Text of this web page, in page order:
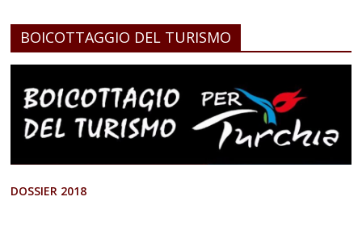
BOICOTTAGGIO DEL TURISMO
DOSSIER 2018